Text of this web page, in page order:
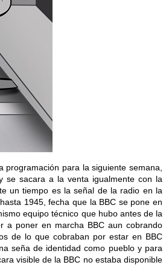
para la siguiente semana,
se sacara a la venta igualmente con la
un tiempo es la señal de la radio en la
1945, fecha que la BBC se pone en
equipo técnico que hubo antes de la
a poner en marcha BBC aun cobrando
de lo que cobraban por estar en BBC
seña de identidad como pueblo y para
visible de la BBC no estaba disponible